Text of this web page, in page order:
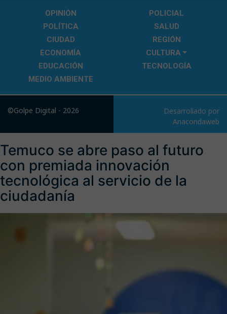
OPINIÓN
POLICIAL
POLÍTICA
SALUD
CIUDAD
REGIÓN
ECONOMÍA
CULTURA
EDUCACIÓN
TECNOLOGÍA
MEDIO AMBIENTE
©Golpe Digital - 2026
Desarrollado por
Anacondaweb
Temuco se abre paso al futuro
con premiada innovación
tecnológica al servicio de la
ciudadanía